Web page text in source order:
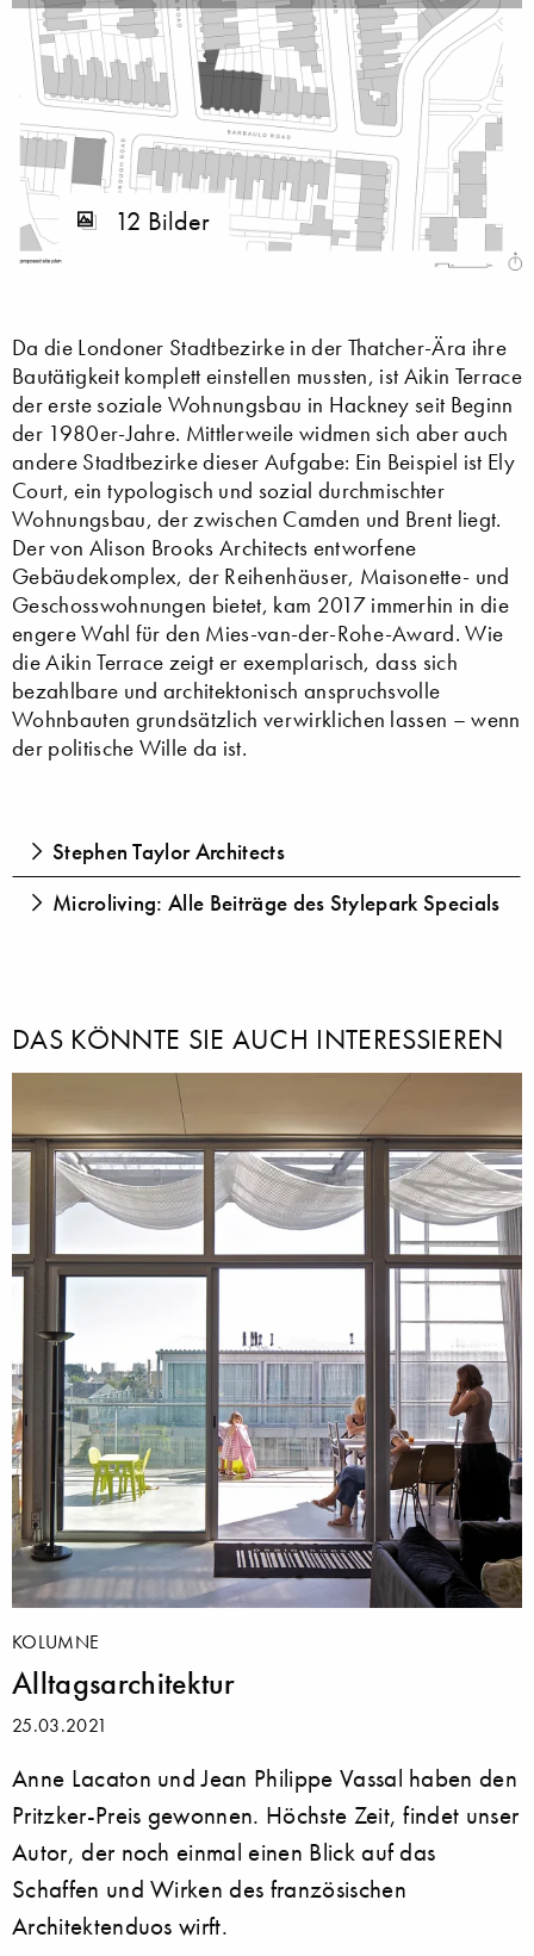
12 Bilder
Da die Londoner Stadtbezirke in der Thatcher-Ära ihre
Bautätigkeit komplett einstellen mussten, ist Aikin Terrace
der erste soziale Wohnungsbau in Hackney seit Beginn
der 1980er-Jahre. Mittlerweile widmen sich aber auch
andere Stadtbezirke dieser Aufgabe: Ein Beispiel ist Ely
Court, ein typologisch und sozial durchmischter
Wohnungsbau, der zwischen Camden und Brent liegt.
Der von Alison Brooks Architects entworfene
Gebäudekomplex, der Reihenhäuser, Maisonette- und
Geschosswohnungen bietet, kam 2017 immerhin in die
engere Wahl für den Mies-van-der-Rohe-Award. Wie
die Aikin Terrace zeigt er exemplarisch, dass sich
bezahlbare und architektonisch anspruchsvolle
Wohnbauten grundsätzlich verwirklichen lassen – wenn
der politische Wille da ist.
Stephen Taylor Architects
Microliving: Alle Beiträge des Stylepark Specials
DAS KÖNNTE SIE AUCH INTERESSIEREN
KOLUMNE
Alltagsarchitektur
25.03.2021
Anne Lacaton und Jean Philippe Vassal haben den
Pritzker-Preis gewonnen. Höchste Zeit, findet unser
Autor, der noch einmal einen Blick auf das
Schaffen und Wirken des französischen
Architektenduos wirft.